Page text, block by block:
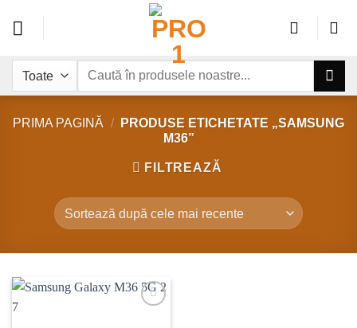
Caută
PRIMA PAGINĂ /
PRODUSE ETICHETATE „SAMSUNG
M36”
FILTREAZĂ